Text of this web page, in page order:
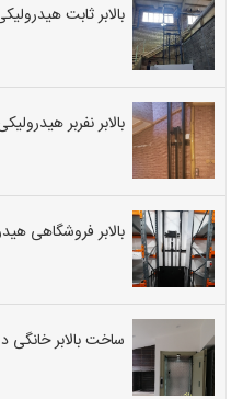
بالابر ثابت
بالابر نفربر
بالابر فروشگاهی
ساخت بالابر خانگی